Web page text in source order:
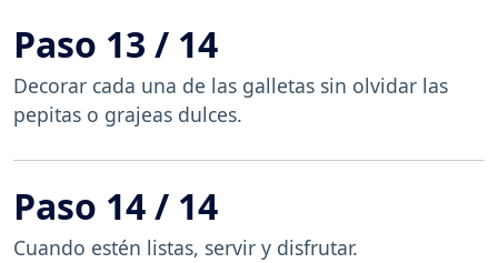
Paso 13 / 14
Decorar cada una de las galletas sin olvidar las
pepitas o grajeas dulces.
Paso 14 / 14
Cuando estén listas, servir y disfrutar.